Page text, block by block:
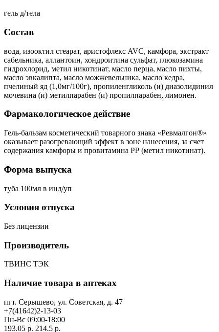
гель д/тела
Состав
вода, изооктил стеарат, аристофлекс AVC, камфора, экстракт
сабельника, аллантоин, хондроитина сульфат, глюкозамина
гидрохлорид, метил никотинат, масло перца, масло пихты,
масло эвкалипта, масло можжевельника, масло кедра,
пчелиный яд (1,0мг/100г), пропиленгликоль (и) диазолидинил
мочевина (и) метилпарабен (и) пропилпарабен, лимонен.
Фармакологическое действие
Гель-бальзам косметический товарного знака «Ревмалгон®»
оказывает разогревающий эффект в зоне нанесения, за счет
содержания камфоры и провитамина РР (метил никотинат).
Форма выпуска
туба 100мл в инд/уп
Условия отпуска
Без лицензии
Производитель
ТВИНС ТЭК
Наличие товара в аптеках
пгт. Серышево, ул. Советская, д. 47
+7(41642)2-13-03
Пн-Вс 09:00-18:00
193.05 р. 214.5 р.